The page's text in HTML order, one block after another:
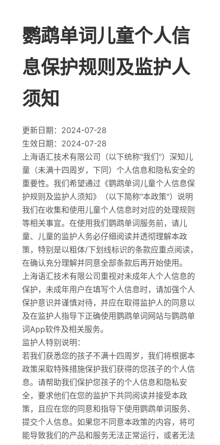
鹦鹉单词儿童个人信
息保护规则及监护人
须知
更新日期：2024-07-28
生效日期：2024-07-28
上海语汇技术有限公司（以下统称"我们"）深知儿
童（未满十四周岁，下同）个人信息和隐私安全的
重要性。我们希望通过《鹦鹉单词儿童个人信息保
护规则及监护人须知》（以下简称"本政策"）说明
我们在收集和使用儿童个人信息时对应的处理规则
等相关事宜。在使用我们鹦鹉单词服务前，请儿
童、儿童的监护人务必仔细阅读并透彻理解本政
策，特别是以粗体/下划线标识的条款应重点阅读，
在确认充分理解并同意全部条款后再开始使用。
上海语汇技术有限公司重视对未成年人个人信息的
保护，未成年用户在填写个人信息时，请加强个人
保护意识并谨慎对待，并应在取得监护人的同意以
及在监护人指导下正确使用鹦鹉单词网站与鹦鹉单
词App软件及相关服务。
监护人特别说明：
若我们获悉您的孩子不满十四周岁，我们将根据本
政策采取特殊措施保护我们获得的您孩子的个人信
息。请帮助我们保护您孩子的个人信息和隐私安
全，要求他们在您的监护下共同阅读并接受本政
策，且应在您的同意和指导下使用鹦鹉单词服务、
提交个人信息。如果您不同意本政策的内容，将可
能导致我们的产品和服务无法正常运行，或者无法